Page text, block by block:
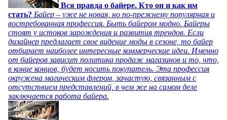
Вся правда о байере. Кто он и как им
стать? Байер – уже не новая, но по-прежнему популярная и
востребованная профессия. Быть байером модно. Байеры
стоят у истоков зарождения и развития трендов. Если
дизайнер предлагает свое видение моды в сезоне, то байер
отбирает наиболее интересные коммерческие идеи. Именно
от байеров зависит политика продаж магазинов и то, что,
в конце концов, будет носить покупатель. Эта профессия
окружена магическим флером, зачастую, связанным с
отсутствием представлений, в чем же на самом деле
заключается работа байера.